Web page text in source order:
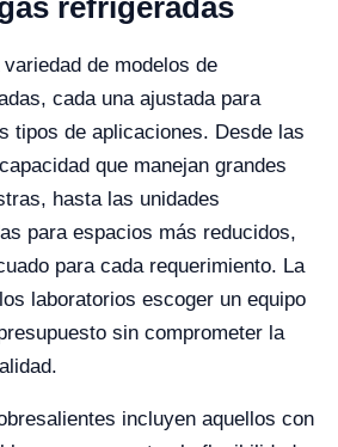
refrigeradas
de modelos de
cada una ajustada para
tipos de aplicaciones. Desde las
que manejan grandes
hasta las unidades
para espacios más reducidos,
para cada requerimiento. La
laboratorios escoger un equipo
sin comprometer la
incluyen aquellos con